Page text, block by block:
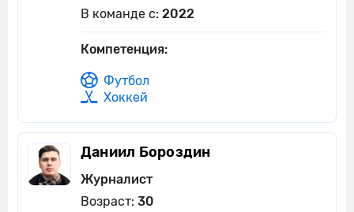
В команде с: 2022
Компетенция:
Футбол
Хоккей
Даниил Бороздин
Журналист
Возраст: 30